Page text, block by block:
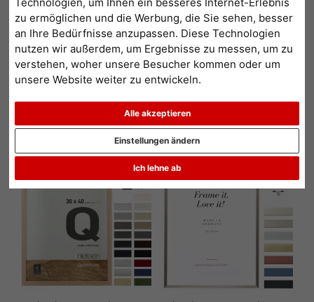
Technologien, um Ihnen ein besseres Internet-Erlebnis
zu ermöglichen und die Werbung, die Sie sehen, besser
an Ihre Bedürfnisse anzupassen. Diese Technologien
nutzen wir außerdem, um Ergebnisse zu messen, um zu
verstehen, woher unsere Besucher kommen oder um
unsere Website weiter zu entwickeln.
Alle akzeptieren
Ich lehne ab
Einstellungen ändern
geben Ihnen hier einen Überblick über alle Formate in unserem
Shop- Sie müssen nur auf den entsprechende Link klicken. Einfach
weiterlesen...
122 >
Beliebtheit Preis aufsteigend Preis absteigend
Topseller